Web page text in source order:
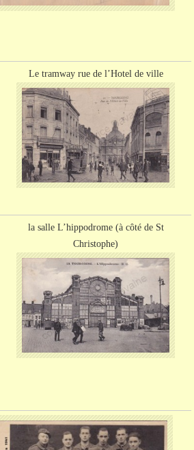
Le tramway rue de l’Hotelde ville
la salle L’hippodrome (à côté de St
Christophe)